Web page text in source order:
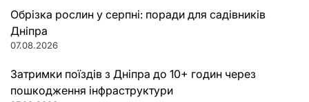
Обрізка рослин у серпні: поради для садівників
Дніпра
07.08.2026
Затримки поїздів з Дніпра до 10+ годин через
пошкодження інфраструктури